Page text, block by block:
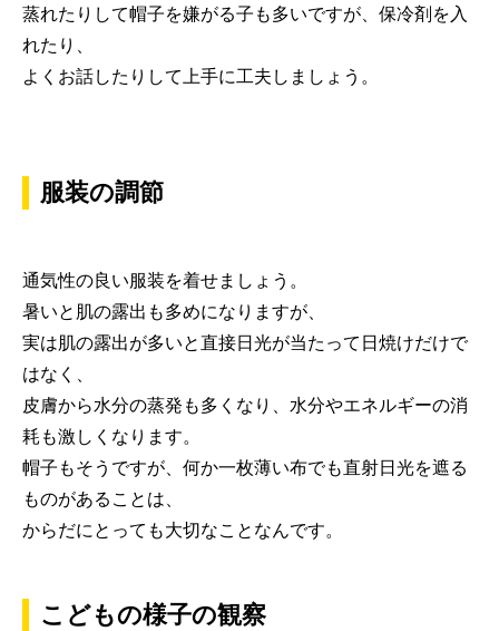
蒸れたりして帽子を嫌がる子も多いですが、保冷剤を入
れたり、
よくお話したりして上手に工夫しましょう。
服装の調節
通気性の良い服装を着せましょう。
暑いと肌の露出も多めになりますが、
実は肌の露出が多いと直接日光が当たって日焼けだけで
はなく、
皮膚から水分の蒸発も多くなり、水分やエネルギーの消
耗も激しくなります。
帽子もそうですが、何か一枚薄い布でも直射日光を遮る
ものがあることは、
からだにとっても大切なことなんです。
こどもの様子の観察